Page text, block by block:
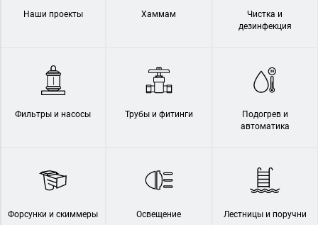
Наши проекты Хаммам
Чистка и
дезинфекция
Фильтры и насосы Трубы и фитинги
Подогрев и
автоматика
Форсунки и скиммеры Освещение Лестницы и поручни